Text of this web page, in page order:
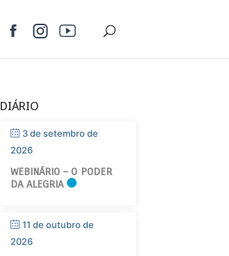
DIÁRIO
3 de setembro de
2026
WEBINÁRIO – O PODER
DA ALEGRIA
11 de outubro de
2026